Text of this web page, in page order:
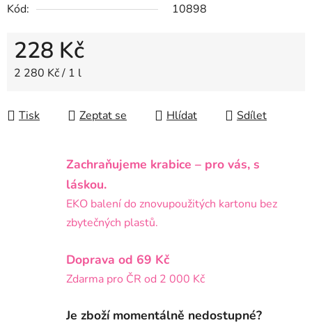
Kód:
10898
228 Kč
Měrná cena:
2 280 Kč / 1 l
Tisk Zeptat se Hlídat Sdílet
Zachraňujeme krabice – pro vás, s
láskou.
EKO balení do znovupoužitých kartonu bez
zbytečných plastů.
Doprava od 69 Kč
Zdarma pro ČR od 2 000 Kč
Je zboží momentálně nedostupné?